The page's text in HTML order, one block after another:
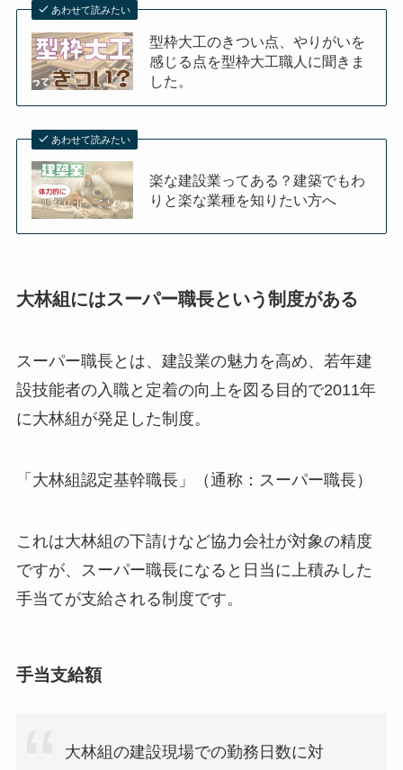
あわせて読みたい
型枠大工のきつい点、やりがいを
感じる点を型枠大工職人に聞きま
した。
あわせて読みたい
楽な建設業ってある？建築でもわ
りと楽な業種を知りたい方へ
大林組にはスーパー職長という制度がある
スーパー職長とは、建設業の魅力を高め、若年建
設技能者の入職と定着の向上を図る目的で2011年
に大林組が発足した制度。
「大林組認定基幹職長」（通称：スーパー職長）
これは大林組の下請けなど協力会社が対象の精度
ですが、スーパー職長になると日当に上積みした
手当てが支給される制度です。
手当支給額
大林組の建設現場での勤務日数に対